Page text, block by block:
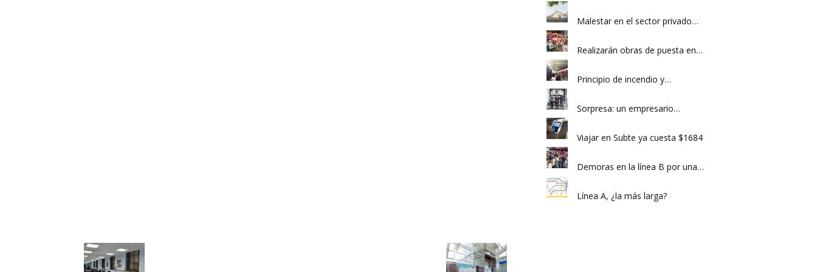
Malestar en el sector privado…
Realizarán obras de puesta en…
Principio de incendio y…
Sorpresa: un empresario…
Viajar en Subte ya cuesta $1684
Demoras en la línea B por una…
Línea A, ¿la más larga?